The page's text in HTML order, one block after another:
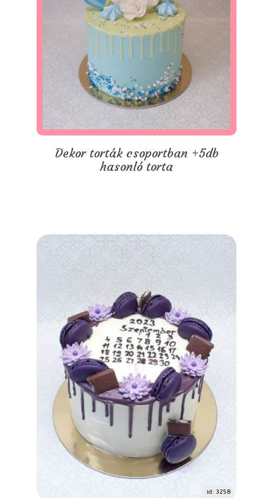
Dekor torták csoportban +5db
hasonló torta
id: 3258